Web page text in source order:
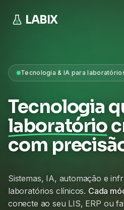
LABIX
Tecnologia & IA para
Tecnologia
laboratório
com
Sistemas, IA, automação e
laboratórios clínicos. Cada
conecte ao seu LIS, ERP ou